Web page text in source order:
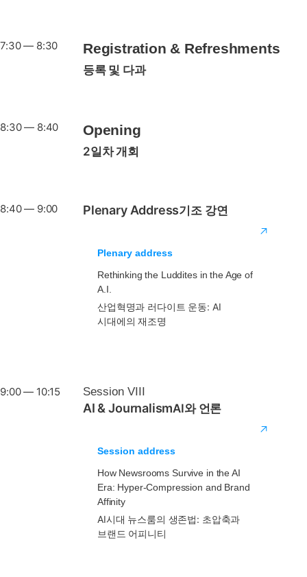
7:30 — 8:30 Registration & Refreshments
등록 및 다과
8:30 — 8:40 Opening
2일차 개회
8:40 — 9:00 Plenary Address기조 강연
Plenary address
Rethinking the Luddites in the Age of
A.I.
산업혁명과 러다이트 운동: AI
시대에의 재조명
9:00 — 10:15 Session VIII
AI & JournalismAI와 언론
Session address
How Newsrooms Survive in the AI
Era: Hyper-Compression and Brand
Affinity
AI시대 뉴스룸의 생존법: 초압축과
브랜드 어피니티